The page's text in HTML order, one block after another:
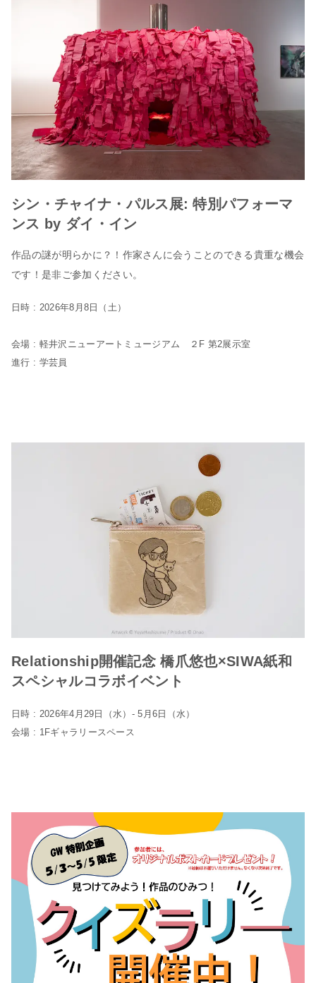
シン・チャイナ・パルス展: 特別パフォーマ
ンス by ダイ・イン
作品の謎が明らかに？！作家さんに会うことのできる貴重な機会
です！是非ご参加ください。
日時 : 2026年8月8日（土）
会場 : 軽井沢ニューアートミュージアム ２F 第2展示室
進行 : 学芸員
Relationship開催記念 橋爪悠也×SIWA紙和
スペシャルコラボイベント
日時 : 2026年4月29日（水）- 5月6日（水）
会場 : 1Fギャラリースペース